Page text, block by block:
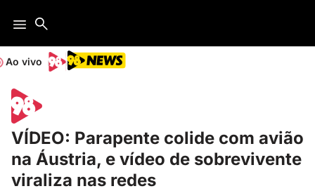
Ao vivo
VÍDEO: Parapente colide com avião
na Áustria, e vídeo de sobrevivente
viraliza nas redes